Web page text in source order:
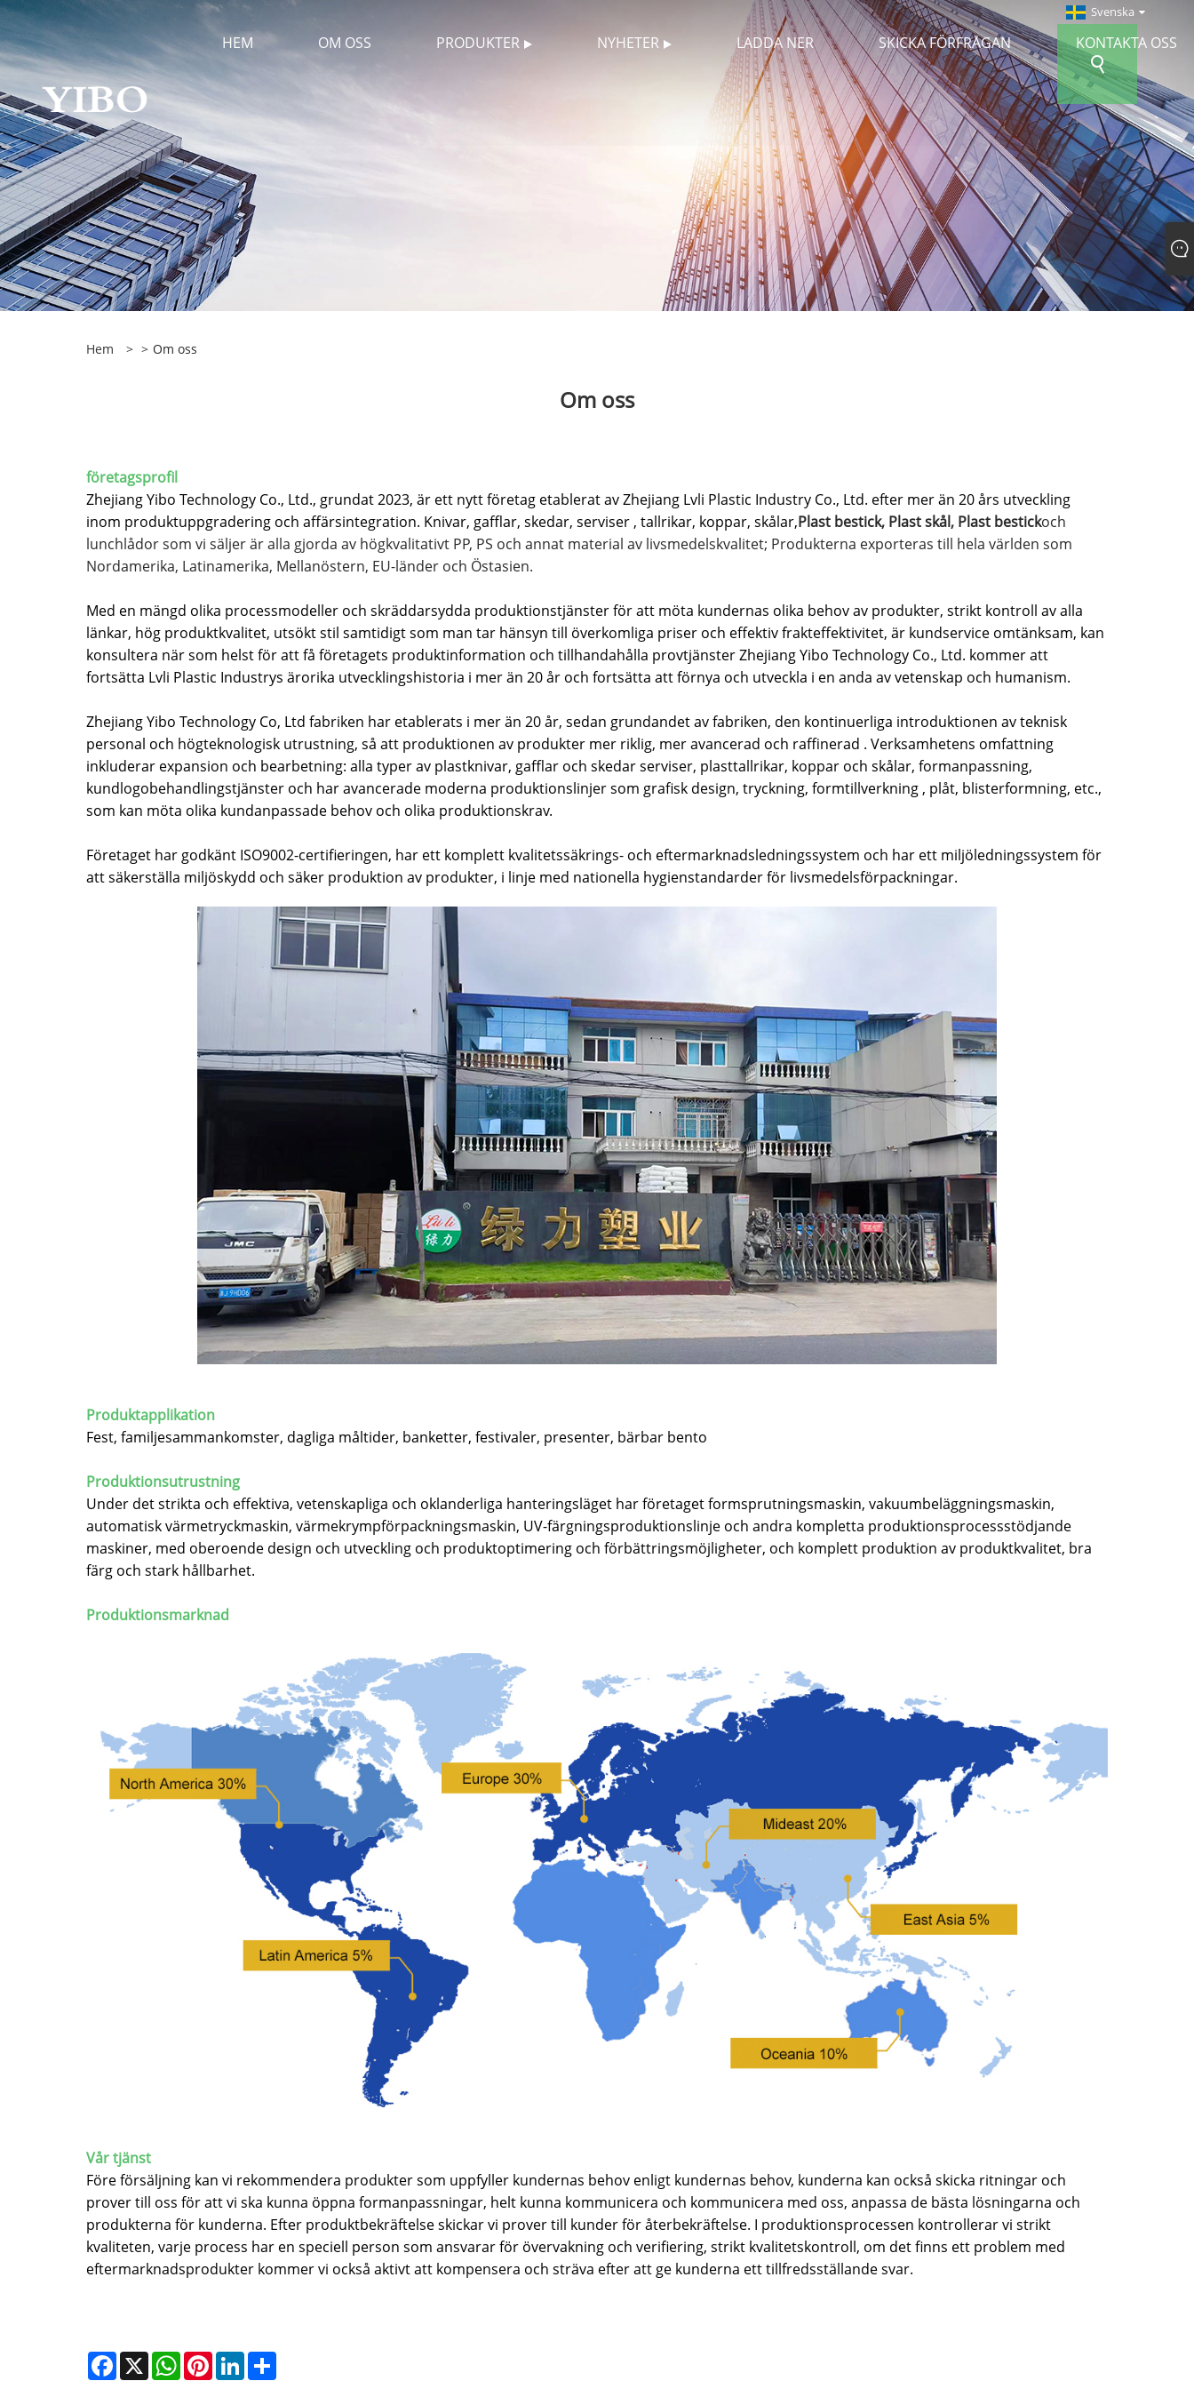
HEM OM OSS PRODUKTER NYHETER LADDA NER SKICKA FÖRFRÅGAN KONTAKTA OSS
Svenska
Hem > > Om oss
Om oss
företagsprofil
Zhejiang Yibo Technology Co., Ltd., grundat 2023, är ett nytt företag etablerat av Zhejiang Lvli Plastic Industry Co., Ltd. efter mer än 20 års utveckling
inom produktuppgradering och affärsintegration. Knivar, gafflar, skedar, serviser , tallrikar, koppar, skålar,Plast bestick, Plast skål, Plast bestickoch
lunchlådor som vi säljer är alla gjorda av högkvalitativt PP, PS och annat material av livsmedelskvalitet; Produkterna exporteras till hela världen som
Nordamerika, Latinamerika, Mellanöstern, EU-länder och Östasien.
Med en mängd olika processmodeller och skräddarsydda produktionstjänster för att möta kundernas olika behov av produkter, strikt kontroll av alla
länkar, hög produktkvalitet, utsökt stil samtidigt som man tar hänsyn till överkomliga priser och effektiv frakteffektivitet, är kundservice omtänksam, kan
konsultera när som helst för att få företagets produktinformation och tillhandahålla provtjänster Zhejiang Yibo Technology Co., Ltd. kommer att
fortsätta Lvli Plastic Industrys ärorika utvecklingshistoria i mer än 20 år och fortsätta att förnya och utveckla i en anda av vetenskap och humanism.
Zhejiang Yibo Technology Co, Ltd fabriken har etablerats i mer än 20 år, sedan grundandet av fabriken, den kontinuerliga introduktionen av teknisk
personal och högteknologisk utrustning, så att produktionen av produkter mer riklig, mer avancerad och raffinerad . Verksamhetens omfattning
inkluderar expansion och bearbetning: alla typer av plastknivar, gafflar och skedar serviser, plasttallrikar, koppar och skålar, formanpassning,
kundlogobehandlingstjänster och har avancerade moderna produktionslinjer som grafisk design, tryckning, formtillverkning , plåt, blisterformning, etc.,
som kan möta olika kundanpassade behov och olika produktionskrav.
Företaget har godkänt ISO9002-certifieringen, har ett komplett kvalitetssäkrings- och eftermarknadsledningssystem och har ett miljöledningssystem för
att säkerställa miljöskydd och säker produktion av produkter, i linje med nationella hygienstandarder för livsmedelsförpackningar.
Produktapplikation
Fest, familjesammankomster, dagliga måltider, banketter, festivaler, presenter, bärbar bento
Produktionsutrustning
Under det strikta och effektiva, vetenskapliga och oklanderliga hanteringsläget har företaget formsprutningsmaskin, vakuumbeläggningsmaskin,
automatisk värmetryckmaskin, värmekrympförpackningsmaskin, UV-färgningsproduktionslinje och andra kompletta produktionsprocessstödjande
maskiner, med oberoende design och utveckling och produktoptimering och förbättringsmöjligheter, och komplett produktion av produktkvalitet, bra
färg och stark hållbarhet.
Produktionsmarknad
Vår tjänst
Före försäljning kan vi rekommendera produkter som uppfyller kundernas behov enligt kundernas behov, kunderna kan också skicka ritningar och
prover till oss för att vi ska kunna öppna formanpassningar, helt kunna kommunicera och kommunicera med oss, anpassa de bästa lösningarna och
produkterna för kunderna. Efter produktbekräftelse skickar vi prover till kunder för återbekräftelse. I produktionsprocessen kontrollerar vi strikt
kvaliteten, varje process har en speciell person som ansvarar för övervakning och verifiering, strikt kvalitetskontroll, om det finns ett problem med
eftermarknadsprodukter kommer vi också aktivt att kompensera och sträva efter att ge kunderna ett tillfredsställande svar.
Facebook
X WhatsAppPinterestLinkedIn